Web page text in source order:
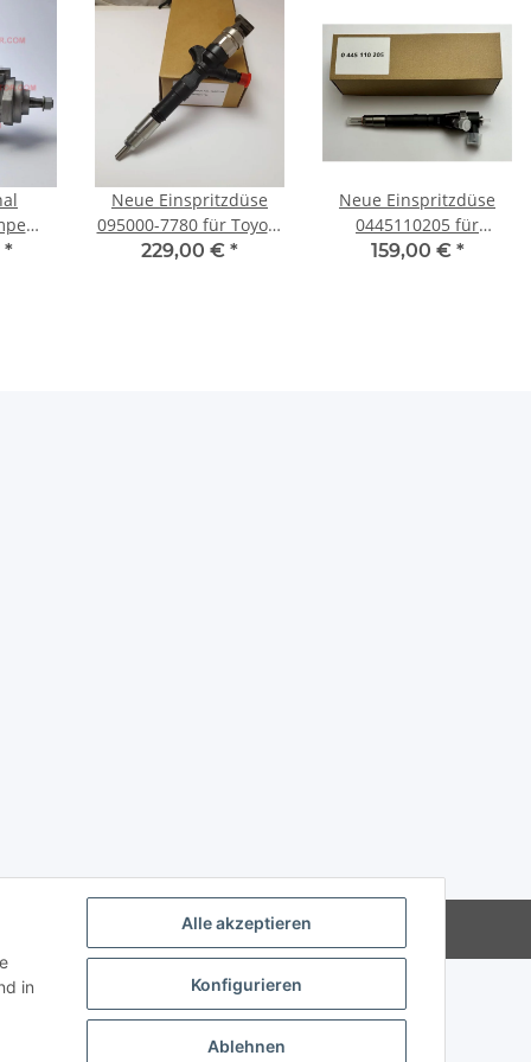
Alle akzeptieren
Konfigurieren
Ablehnen
in
80
*
Neue Einspritzdüse
095000-7780 für Toyota
Hilux VII 2.5D-4D 3.0D-
229,00 € *
Neue Einspritzdüse
0445110205 für
Mercedes-Benz C200
159,00 € *
Powered by